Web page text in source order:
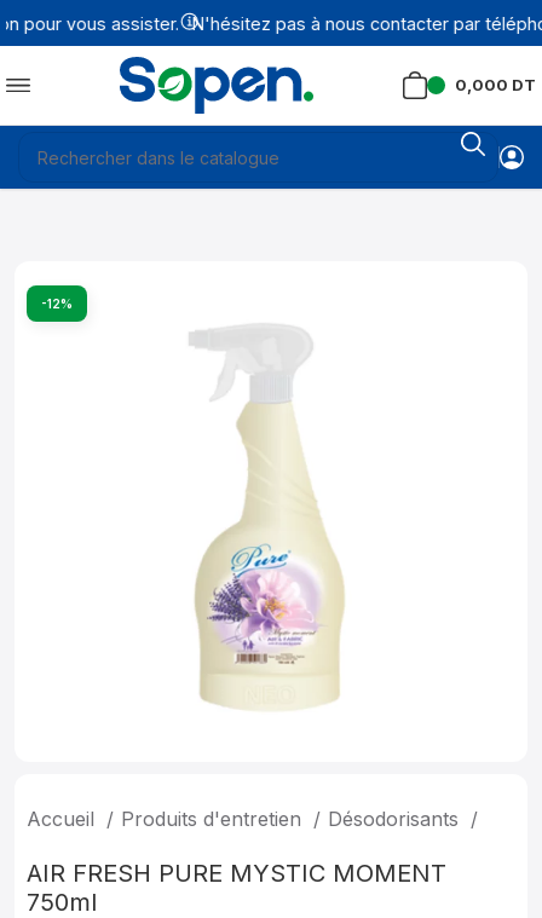
pour vous assister. N'hésitez pas à nous contacter par
0,000 DT
-12%
Accueil Produits d'entretien Désodorisants
AIR FRESH PURE MYSTIC MOMENT
750ml